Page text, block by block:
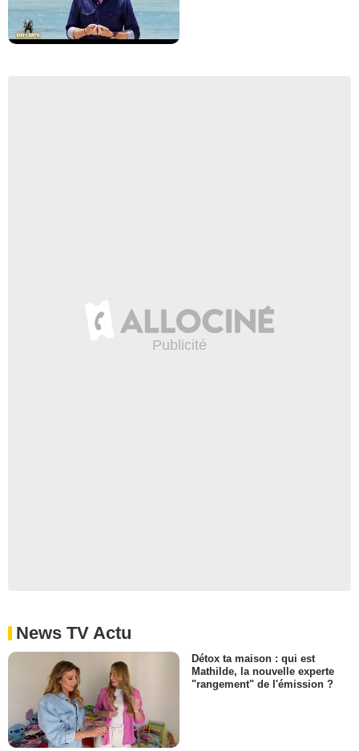
News TV Actu
Détox ta maison : qui est
Mathilde, la nouvelle experte
"rangement" de l'émission ?